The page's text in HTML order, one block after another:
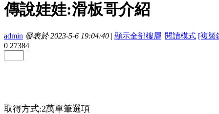
傳說娃娃:滑板哥介紹
admin 發表於 2023-5-6 19:04:40 | 顯示全部樓層 |閱讀模式 [複製
0 27384
取得方式:2萬單筆選項